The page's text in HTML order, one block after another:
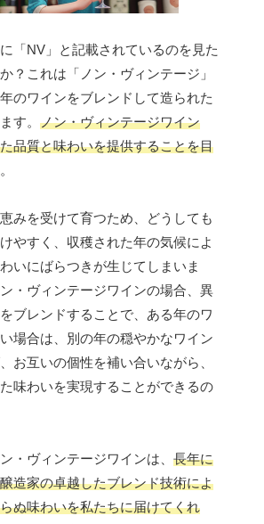
「NV」と記載されているのを見た
？これは「ノン・ヴィンテージ」
のワインをブレンドして造られた
す。 ノン・ヴィンテージワイン
品質と味わいを提供することを目
。
みを受けて育つため、どうしても
やすく、収穫された年の気候によ
いにばらつきが生じてしまいま
・ヴィンテージワインの場合、異
ブレンドすることで、ある年のワ
場合は、別の年の穏やかなワイン
お互いの個性を補い合いながら、
味わいを実現することができるの
・ヴィンテージワインは、 長年に
造家の卓越したブレンド技術によ
ぬ味わいを私たちに届けてくれ